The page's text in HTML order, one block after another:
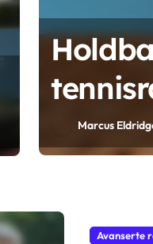
Marcus
Avanserte